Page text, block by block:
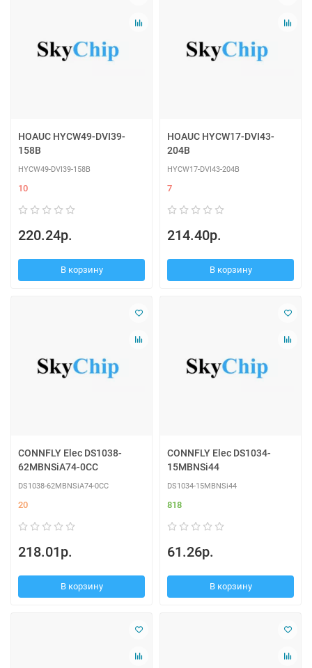
HOAUC HYCW49-DVI39-
158B
HYCW49-DVI39-158B
10
220.24р.
В корзину
HOAUC HYCW17-DVI43-
204B
HYCW17-DVI43-204B
7
214.40р.
В корзину
CONNFLY Elec DS1038-
62MBNSiA74-0CC
DS1038-62MBNSiA74-0CC
20
218.01р.
В корзину
CONNFLY Elec DS1034-
15MBNSi44
DS1034-15MBNSi44
818
61.26р.
В корзину